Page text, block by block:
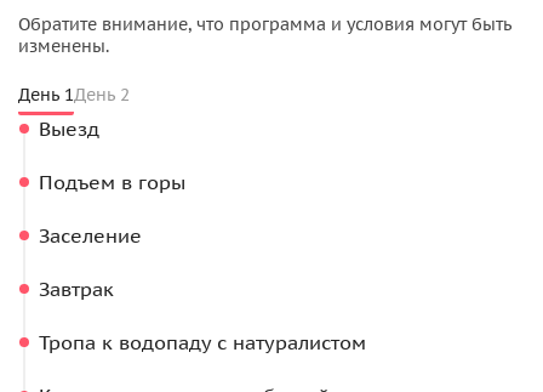
Обратите внимание, что программа и условия могут быть
изменены.
День 1День 2
Выезд
Подъем в горы
Заселение
Завтрак
Тропа к водопаду с натуралистом